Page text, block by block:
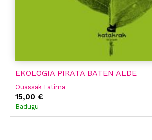
EKOLOGIA PIRATA BATEN ALDE
Ouassak Fatima
15,00 €
Badugu